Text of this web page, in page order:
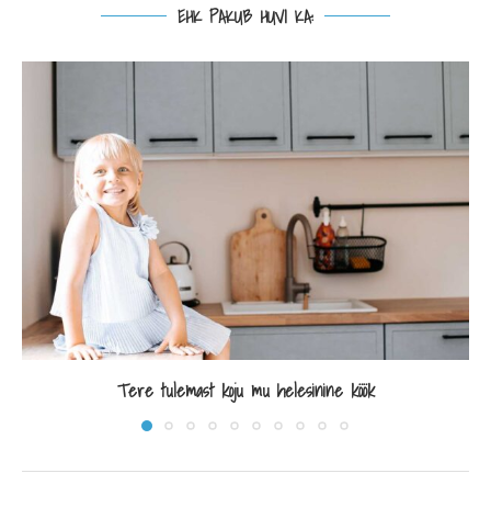
EHK PAKUB HUVI KA:
Tere tulemast koju mu helesinine köök